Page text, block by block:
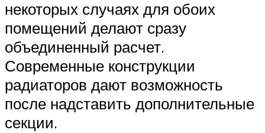
некоторых случаях для обоих
помещений делают сразу
объединенный расчет.
Современные конструкции
радиаторов дают возможность
после надставить дополнительные
секции.